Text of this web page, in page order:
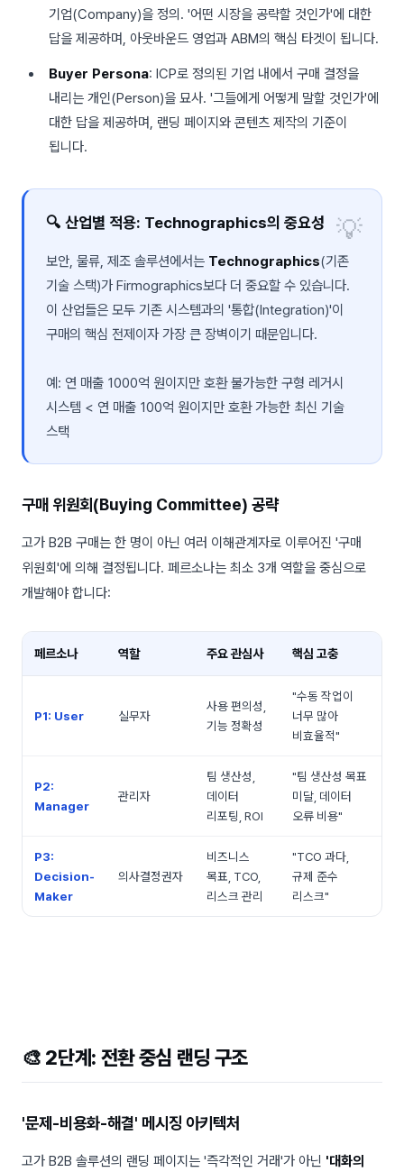
기업(Company)을 정의. '어떤 시장을 공략할 것인가'에 대한
답을 제공하며, 아웃바운드 영업과 ABM의 핵심 타겟이 됩니다.
Buyer Persona: ICP로 정의된 기업 내에서 구매 결정을
내리는개인(Person)을 묘사. '그들에게 어떻게 말할 것인가'에
대한 답을 제공하며, 랜딩 페이지와 콘텐츠 제작의 기준이
됩니다.
🔍 산업별 적용: Technographics의 중요성
보안, 물류, 제조 솔루션에서는 Technographics(기존
기술 스택)가 Firmographics보다 더 중요할 수 있습니다.
이 산업들은 모두 기존 시스템과의 '통합(Integration)'이
구매의 핵심 전제이자 가장 큰 장벽이기 때문입니다.
예: 연 매출 1000억 원이지만 호환 불가능한 구형 레거시
시스템 < 연 매출 100억 원이지만 호환 가능한 최신 기술
스택
구매 위원회(Buying Committee) 공략
고가 B2B 구매는 한 명이 아닌 여러 이해관계자로 이루어진 '구매
위원회'에 의해 결정됩니다. 페르소나는 최소 3개 역할을 중심으로
개발해야 합니다:
페르소나 역할 주요 관심사 핵심 고충
P1: User 실무자
사용 편의성,
기능 정확성
"수동 작업이
너무 많아
비효율적"
P2:
Manager
관리자
팀 생산성,
데이터
리포팅, ROI
"팀 생산성 목표
미달, 데이터
오류 비용"
P3:
Decision-
Maker
의사결정권자
비즈니스
목표, TCO,
리스크 관리
"TCO 과다,
규제 준수
리스크"
🎨 2단계: 전환 중심 랜딩 구조
'문제-비용화-해결' 메시징 아키텍처
고가 B2B 솔루션의 랜딩 페이지는 '즉각적인 거래'가 아닌 '대화의